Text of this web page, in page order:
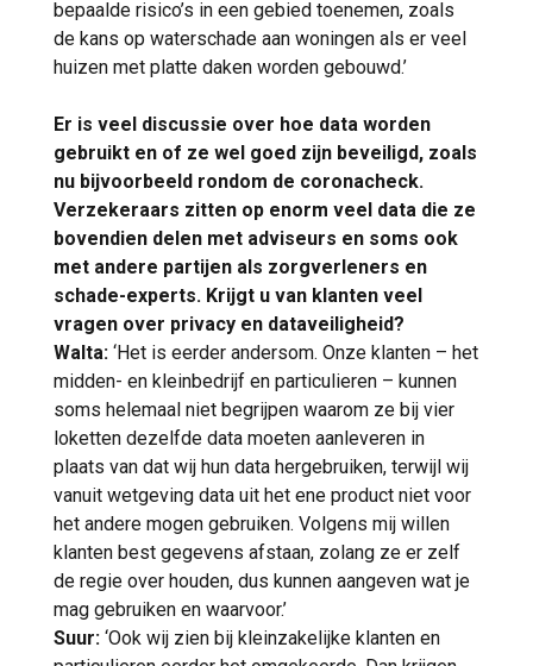
bepaalde risico’s in een gebied toenemen, zoals
de kans op waterschade aan woningen als er veel
huizen met platte daken worden gebouwd.’
Er is veel discussie over hoe data worden
gebruikt en of ze wel goed zijn beveiligd, zoals
nu bijvoorbeeld rondom de coronacheck.
Verzekeraars zitten op enorm veel data die ze
bovendien delen met adviseurs en soms ook
met andere partijen als zorgverleners en
schade-experts. Krijgt u van klanten veel
vragen over privacy en dataveiligheid?
Walta: ‘Het is eerder andersom. Onze klanten – het
midden- en kleinbedrijf en particulieren – kunnen
soms helemaal niet begrijpen waarom ze bij vier
loketten dezelfde data moeten aanleveren in
plaats van dat wij hun data hergebruiken, terwijl wij
vanuit wetgeving data uit het ene product niet voor
het andere mogen gebruiken. Volgens mij willen
klanten best gegevens afstaan, zolang ze er zelf
de regie over houden, dus kunnen aangeven wat je
mag gebruiken en waarvoor.’
Suur: ‘Ook wij zien bij kleinzakelijke klanten en